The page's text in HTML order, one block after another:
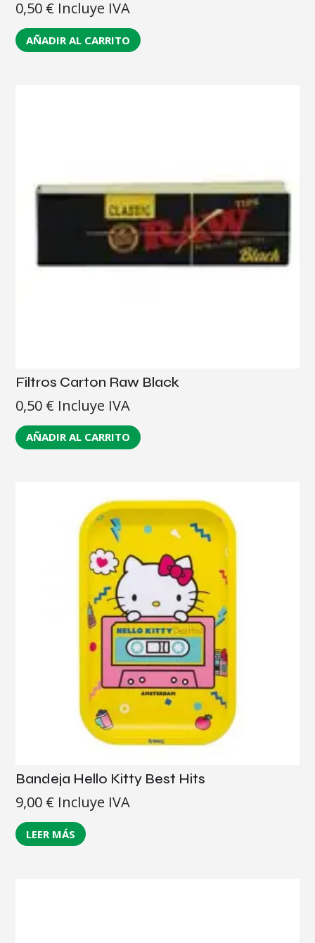
0,50 € Incluye IVA
AÑADIR AL CARRITO
Filtros Carton Raw Black
0,50 € Incluye IVA
AÑADIR AL CARRITO
Bandeja Hello Kitty Best Hits
9,00 € Incluye IVA
LEER MÁS